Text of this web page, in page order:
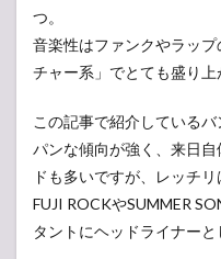
つ。
音楽性はファンクやラッ
チャー系」でとても盛り上
この記事で紹介している
パンな傾向が強く、来日
ドも多いですが、レッチ
FUJI ROCKやSUMMER
タントにヘッドライナーと